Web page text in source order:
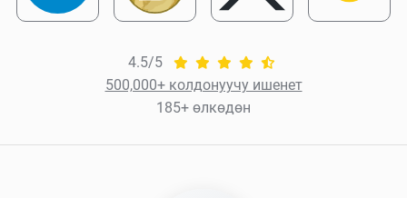
4.5/5
500,000+ колдонуучу ишенет
185+ өлкөдөн